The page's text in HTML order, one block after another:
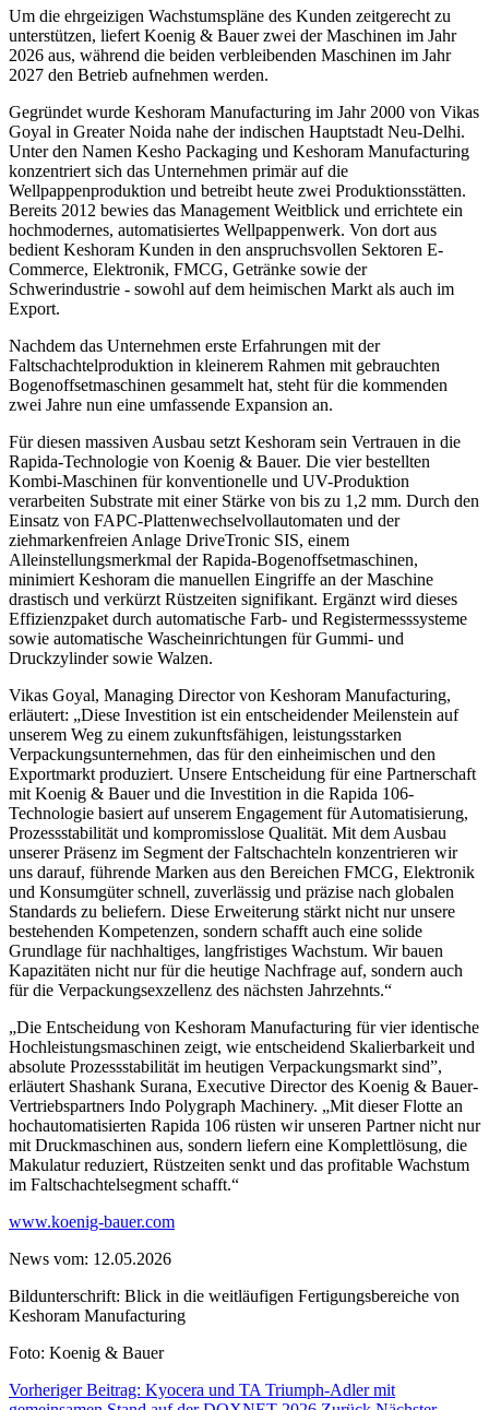
Um die ehrgeizigen Wachstumspläne des Kunden zeitgerecht zu
unterstützen, liefert Koenig & Bauer zwei der Maschinen im Jahr
2026 aus, während die beiden verbleibenden Maschinen im Jahr
2027 den Betrieb aufnehmen werden.
Gegründet wurde Keshoram Manufacturing im Jahr 2000 von Vikas
Goyal in Greater Noida nahe der indischen Hauptstadt Neu-Delhi.
Unter den Namen Kesho Packaging und Keshoram Manufacturing
konzentriert sich das Unternehmen primär auf die
Wellpappenproduktion und betreibt heute zwei Produktionsstätten.
Bereits 2012 bewies das Management Weitblick und errichtete ein
hochmodernes, automatisiertes Wellpappenwerk. Von dort aus
bedient Keshoram Kunden in den anspruchsvollen Sektoren E-
Commerce, Elektronik, FMCG, Getränke sowie der
Schwerindustrie - sowohl auf dem heimischen Markt als auch im
Export.
Nachdem das Unternehmen erste Erfahrungen mit der
Faltschachtelproduktion in kleinerem Rahmen mit gebrauchten
Bogenoffsetmaschinen gesammelt hat, steht für die kommenden
zwei Jahre nun eine umfassende Expansion an.
Für diesen massiven Ausbau setzt Keshoram sein Vertrauen in die
Rapida-Technologie von Koenig & Bauer. Die vier bestellten
Kombi-Maschinen für konventionelle und UV-Produktion
verarbeiten Substrate mit einer Stärke von bis zu 1,2 mm. Durch den
Einsatz von FAPC-Plattenwechselvollautomaten und der
ziehmarkenfreien Anlage DriveTronic SIS, einem
Alleinstellungsmerkmal der Rapida-Bogenoffsetmaschinen,
minimiert Keshoram die manuellen Eingriffe an der Maschine
drastisch und verkürzt Rüstzeiten signifikant. Ergänzt wird dieses
Effizienzpaket durch automatische Farb- und Registermesssysteme
sowie automatische Wascheinrichtungen für Gummi- und
Druckzylinder sowie Walzen.
Vikas Goyal, Managing Director von Keshoram Manufacturing,
erläutert: „Diese Investition ist ein entscheidender Meilenstein auf
unserem Weg zu einem zukunftsfähigen, leistungsstarken
Verpackungsunternehmen, das für den einheimischen und den
Exportmarkt produziert. Unsere Entscheidung für eine Partnerschaft
mit Koenig & Bauer und die Investition in die Rapida 106-
Technologie basiert auf unserem Engagement für Automatisierung,
Prozessstabilität und kompromisslose Qualität. Mit dem Ausbau
unserer Präsenz im Segment der Faltschachteln konzentrieren wir
uns darauf, führende Marken aus den Bereichen FMCG, Elektronik
und Konsumgüter schnell, zuverlässig und präzise nach globalen
Standards zu beliefern. Diese Erweiterung stärkt nicht nur unsere
bestehenden Kompetenzen, sondern schafft auch eine solide
Grundlage für nachhaltiges, langfristiges Wachstum. Wir bauen
Kapazitäten nicht nur für die heutige Nachfrage auf, sondern auch
für die Verpackungsexzellenz des nächsten Jahrzehnts.“
„Die Entscheidung von Keshoram Manufacturing für vier identische
Hochleistungsmaschinen zeigt, wie entscheidend Skalierbarkeit und
absolute Prozessstabilität im heutigen Verpackungsmarkt sind”,
erläutert Shashank Surana, Executive Director des Koenig & Bauer-
Vertriebspartners Indo Polygraph Machinery. „Mit dieser Flotte an
hochautomatisierten Rapida 106 rüsten wir unseren Partner nicht nur
mit Druckmaschinen aus, sondern liefern eine Komplettlösung, die
Makulatur reduziert, Rüstzeiten senkt und das profitable Wachstum
im Faltschachtelsegment schafft.“
www.koenig-bauer.com
News vom: 12.05.2026
Bildunterschrift: Blick in die weitläufigen Fertigungsbereiche von
Keshoram Manufacturing
Foto: Koenig & Bauer
Vorheriger Beitrag: Kyocera und TA Triumph-Adler mit